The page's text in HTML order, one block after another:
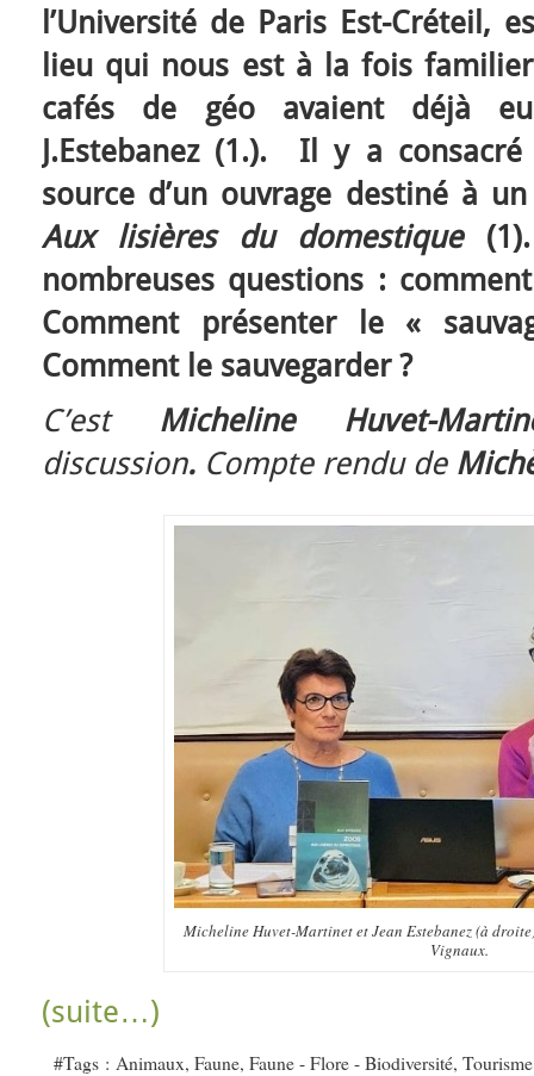
l’Université de Paris Est-Créteil,
lieu qui nous est à la fois
cafés de géo avaient déjà
J.Estebanez (1.). Il y a
source d’un ouvrage destiné à
Aux lisières du domestique(1).
nombreuses questions :
Comment présenter le «
Comment le sauvegarder ?
C’est Micheline Huvet-
discussion. Compte rendu de
Micheline Huvet-Martinet et Jean Estebanez (à
Vignaux.
(suite…)
#Tags : Animaux, Faune, Faune - Flore - Biodiversité,